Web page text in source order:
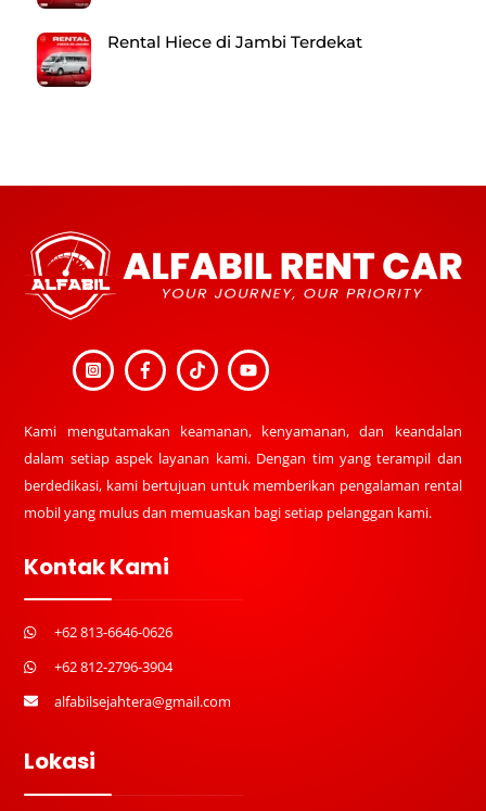
Rental Hiece di Jambi Terdekat
To
Top
Kami mengutamakan keamanan, kenyamanan, dan keandalan
dalam setiap aspek layanan kami. Dengan tim yang terampil dan
berdedikasi, kami bertujuan untuk memberikan pengalaman rental
mobil yang mulus dan memuaskan bagi setiap pelanggan kami.
Kontak Kami
+62 813-6646-0626
+62 812-2796-3904
alfabilsejahtera@gmail.com
Lokasi